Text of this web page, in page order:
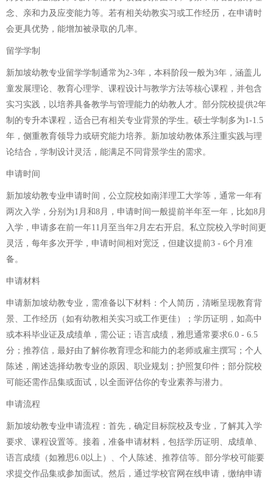
念、亲和力及应变能力等。若有相关幼教实习或工作经历，在申请时
会更具优势，能增加被录取的几率。
留学学制
新加坡幼教专业留学学制通常为2-3年，本科阶段一般为3年，涵盖儿
童发展理论、教育心理学、课程设计与教学方法等核心课程，并包含
实习实践，以培养具备教学与管理能力的幼教人才。部分院校提供2年
制的专升本课程，适合已有相关专业背景的学生。硕士学制多为1-1.5
年，侧重教育领导力或研究能力培养。新加坡幼教体系注重实践与理
论结合，学制设计灵活，能满足不同背景学生的需求。
申请时间
新加坡幼教专业申请时间，公立院校如南洋理工大学等，通常一年有
两次入学，分别为1月和8月，申请时间一般提前半年至一年，比如8月
入学，申请多在前一年11月至当年2月左右开启。私立院校入学时间更
灵活，每年多次开学，申请时间相对宽泛，但建议提前3 - 6个月准
备。
申请材料
申请新加坡幼教专业，需准备以下材料：个人简历，清晰呈现教育背
景、工作经历（如有幼教相关实习或工作更佳）；学历证明，如高中
或本科毕业证及成绩单，需公证；语言成绩，雅思通常要求6.0 - 6.5
分；推荐信，最好由了解你教育理念和能力的老师或雇主撰写；个人
陈述，阐述选择幼教专业的原因、职业规划；护照复印件；部分院校
可能还需作品集或面试，以全面评估你的专业素养与潜力。
申请流程
新加坡幼教专业申请流程：首先，确定目标院校及专业，了解其入学
要求、课程设置等。接着，准备申请材料，包括学历证明、成绩单、
语言成绩（如雅思6.0以上）、个人陈述、推荐信等。部分学校可能要
求提交作品集或参加面试。然后，通过学校官网在线申请，缴纳申请